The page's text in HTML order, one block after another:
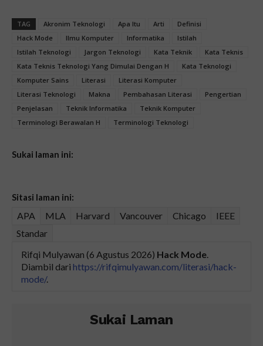
TAG Akronim Teknologi Apa Itu Arti
Definisi
Hack Mode
Ilmu Komputer Informatika
Istilah
Istilah Teknologi
Jargon Teknologi Kata Teknik
Kata Teknis
Kata Teknis Teknologi Yang Dimulai Dengan H
Kata Teknologi
Komputer Sains
Literasi
Literasi Komputer
Literasi Teknologi
Makna Pembahasan Literasi
Pengertian
Penjelasan
Teknik Informatika
Teknik Komputer
Terminologi Berawalan H
Terminologi Teknologi
Sukai laman ini:
Sitasi laman ini:
APA MLA Harvard Vancouver Chicago
IEEE
Standar
Rifqi Mulyawan (6 Agustus 2026) Hack Mode
Diambil dari https://rifqimulyawan.com/literasi/hack-
mode/.
Sukai Laman